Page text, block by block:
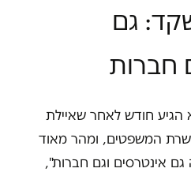
גם
חברות
הגיע חודש לאחר שאיילת
המשפטים, ומהר מאוד
אינטרסים וגם חברות",